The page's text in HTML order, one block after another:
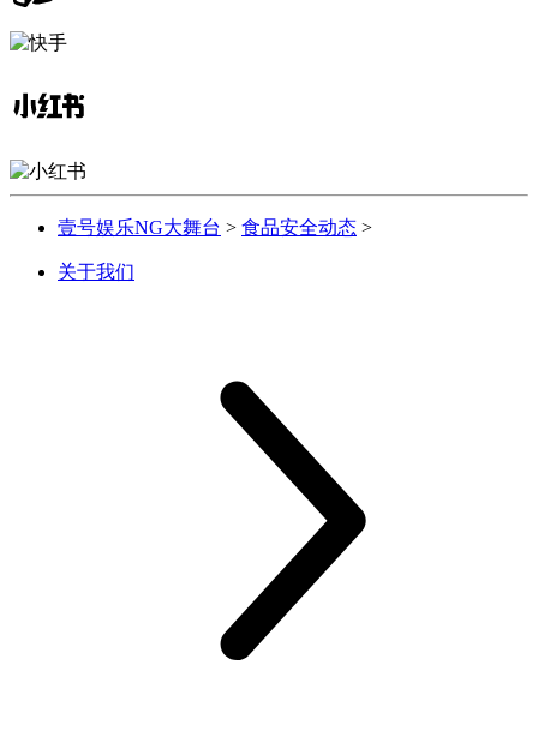
壹号娱乐NG大舞台 > 食品安全动态 >
关于我们